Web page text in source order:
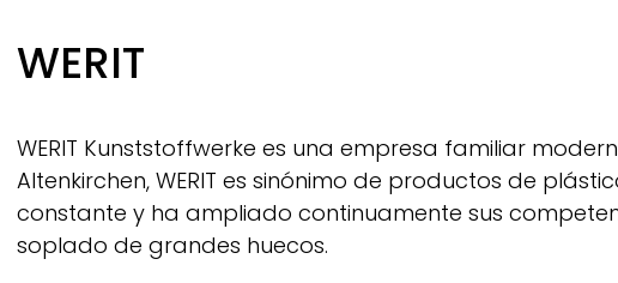
WERIT
WERIT Kunststoffwerke es una empresa familiar
Altenkirchen,WERIT es sinónimo de productos de
constante y ha ampliado continuamente sus
soplado de grandes huecos.